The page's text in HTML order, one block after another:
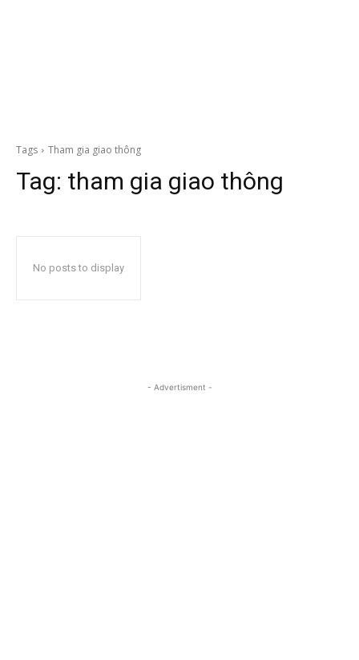
Tags Tham gia giao thông
Tag: tham gia giao thông
No posts to display
- Advertisment -